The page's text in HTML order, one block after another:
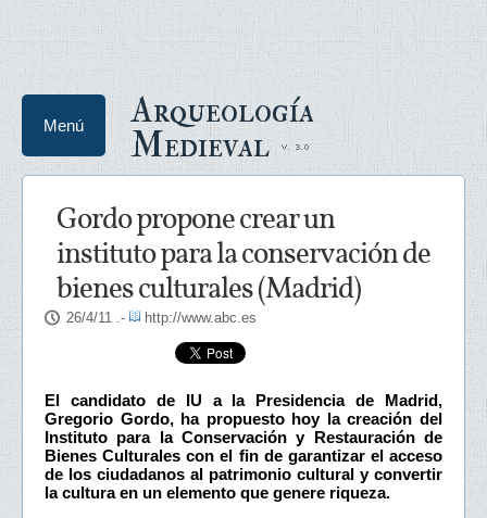
Arqueología
Medieval
Menú
Gordo propone crear un
instituto para la conservación de
bienes culturales (Madrid)
26/4/11 .- http://www.abc.es
El candidato de IU a la Presidencia de Madrid,
Gregorio Gordo, ha propuesto hoy la creación del
Instituto para la Conservación y Restauración de
Bienes Culturales con el fin de garantizar el acceso
de los ciudadanos al patrimonio cultural y convertir
la cultura en un elemento que genere riqueza.